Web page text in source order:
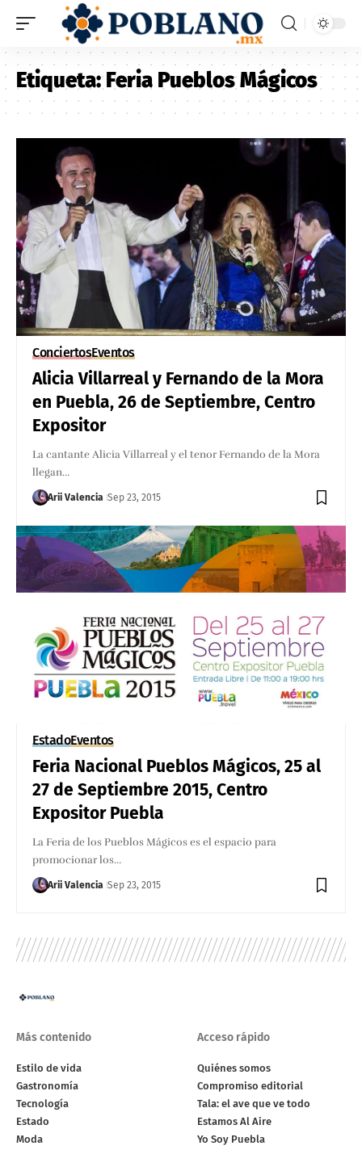
Etiqueta:Feria Pueblos Mágicos
ConciertosEventos
Alicia Villarreal y Fernando de la Mora
en Puebla, 26 de Septiembre, Centro
Expositor
La cantante Alicia Villarreal y el tenor Fernando de la Mora
llegan…
Arii Valencia Sep 23, 2015
EstadoEventos
Feria Nacional Pueblos Mágicos, 25 al
27 de Septiembre 2015, Centro
Expositor Puebla
La Feria de los Pueblos Mágicos es el espacio para
promocionar los…
Arii Valencia Sep 23, 2015
Más contenido
Estilo de vida
Gastronomía
Tecnología
Estado
Moda
Acceso rápido
Quiénes somos
Compromiso editorial
Tala: el ave que ve todo
Estamos Al Aire
Yo Soy Puebla